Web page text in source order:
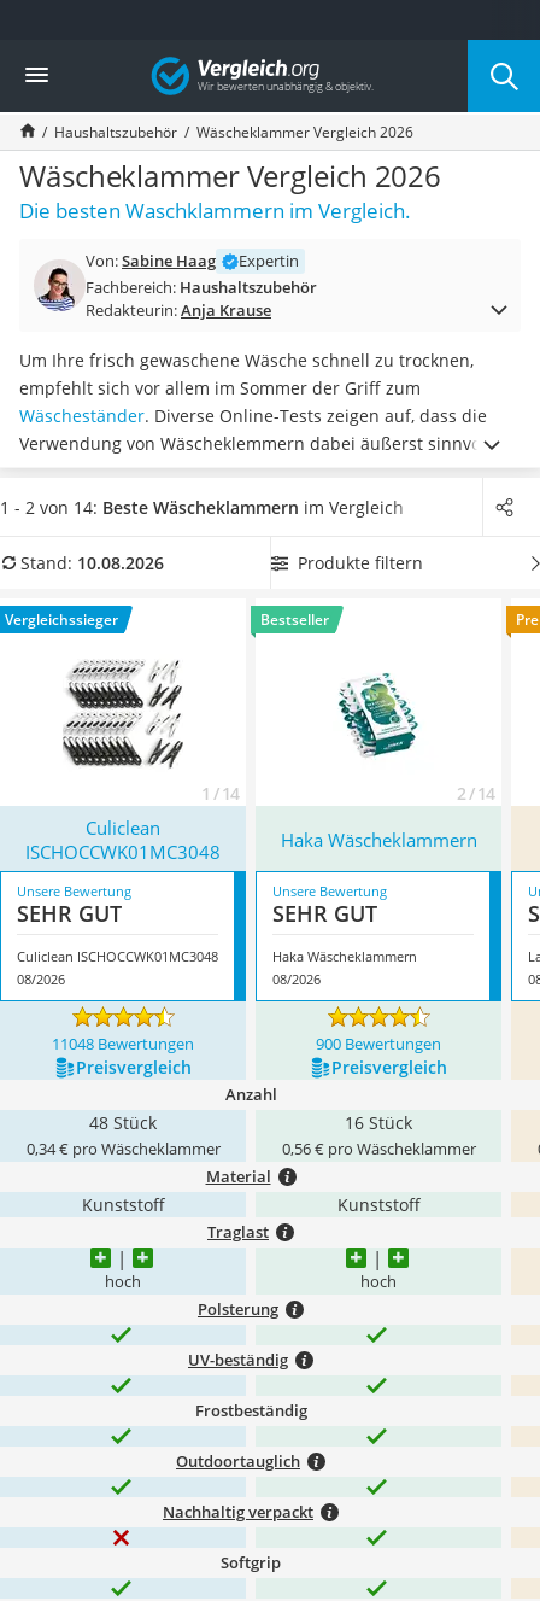
Die beliebtesten Vergleiche nach Kategorie
Haushalt
Wassersprudler
Zentralstaubsauger
Brotbackautomat
Wischroboter
Wäschespinne
Spülmaschinentabs
Akku-Staubsauger
AEG-Waschmaschine
Saug-Wisch-Roboter
Handstaubsauger
Milchaufschäumer
Kondenstrockner
Reiskocher
Tierhaarstaubsauger
Nespresso-Maschine
Messerschärfer
Vergleich
Haushaltszubehör Wäscheklammer Vergleich 2026
Wäscheklammer Vergleich 2026
Die besten Waschklammern im Vergleich.
Von:Sabine Haag
Expertin
Fachbereich: Haushaltszubehör
Redakteurin:Anja Krause
Um Ihre frisch gewaschene Wäsche schnell zu trocknen,
empfehlt sich vor allem im Sommer der Griff zum
Wäscheständer. Diverse Online-Tests zeigen auf, dass die
Verwendung von Wäscheklemmern dabei äußerst sinnvoll ist.
Diesefixieren Ihre Wäsche sicher an der Leine. Wählen Sie
jetzt aus unserer Vergleichstabelle Wäscheklammern mit
vermeiden. Überzeugt hat uns hier im August 2026
seinen Eigenschaften.
1 - 2 von 14: Beste Wäscheklammern im Vergleich
Stand: 10.08.2026 Produkte filtern
Vergleichssieger
1 / 14
Bestseller
2 / 14
Culiclean
ISCHOCCWK01MC3048
Haka Wäscheklammern
Unsere Bewertung
SEHR GUT
Culiclean ISCHOCCWK01MC3048
08/2026
Unsere Bewertung
SEHR GUT
Haka Wäscheklammern
08/2026
11048 Bewertungen 900 Bewertungen
Preis­vergleich Preis­vergleich
Anzahl
48 Stück
0,34 € pro Wäscheklammer
16 Stück
0,56 € pro Wäscheklammer
Material
Kunststoff Kunststoff
Traglast
hoch hoch
Polsterung
UV-beständig
Frostbeständig
Outdoortauglich
Nachhaltig verpackt
Softgrip